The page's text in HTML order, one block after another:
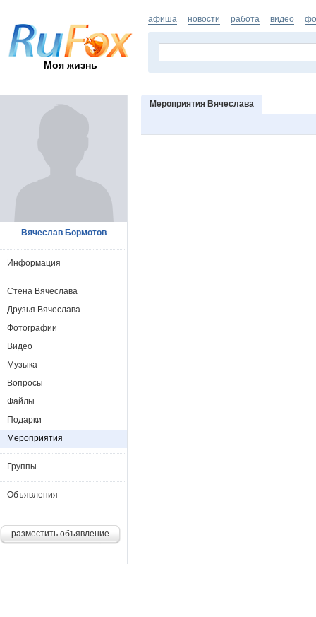
Моя жизнь
афиша новости работа видео
Мероприятия Вячеслава
Вячеслав Бормотов
Информация
Стена Вячеслава
Друзья Вячеслава
Фотографии
Видео
Музыка
Вопросы
Файлы
Подарки
Мероприятия
Группы
Объявления
разместить объявление